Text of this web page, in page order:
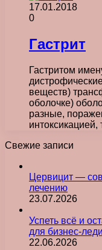
17.01.2018
0
Гастрит
Гастритом
веществ)
оболочке)
разные,
Свежие записи
Цервицит —
лечению
23.07.2026
Успеть всё и
для бизнес-леди
22.06.2026